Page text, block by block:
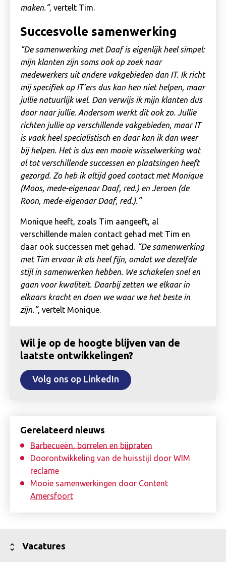
maken.”, vertelt Tim.
Succesvolle samenwerking
“De samenwerking met Daaf is eigenlijk heel simpel:
mijn klanten zijn soms ook op zoek naar
medewerkers uit andere vakgebieden dan IT. Ik richt
mij specifiek op IT’ers dus kan hen niet helpen, maar
jullie natuurlijk wel. Dan verwijs ik mijn klanten dus
door naar jullie. Andersom werkt dit ook zo. Jullie
richten jullie op verschillende vakgebieden, maar IT
is vaak heel specialistisch en daar kan ik dan weer
bij helpen. Het is dus een mooie wisselwerking wat
al tot verschillende successen en plaatsingen heeft
gezorgd. Zo heb ik altijd goed contact met Monique
(Moos, mede-eigenaar Daaf, red.) en Jeroen (de
Roon, mede-eigenaar Daaf, red.).”
Monique heeft, zoals Tim aangeeft, al
verschillende malen contact gehad met Tim en
daar ook successen met gehad.
“De samenwerking
met Tim ervaar ik als heel fijn, omdat we dezelfde
stijl in samenwerken hebben. We schakelen snel en
gaan voor kwaliteit. Daarbij zetten we elkaar in
elkaars kracht en doen we waar we het beste in
zijn.”, vertelt Monique.
Wil je op de hoogte blijven van de
laatste ontwikkelingen?
Volg ons op LinkedIn
Gerelateerd nieuws
Barbecueën, borrelen en bijpraten
Doorontwikkeling van de huisstijl door WIM
reclame
Mooie samenwerkingen door Content
Amersfoort
Vacatures
Toon